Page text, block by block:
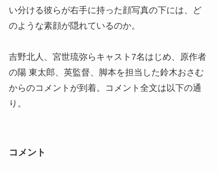
い分ける彼らが右手に持った顔写真の下には、ど
のような素顔が隠れているのか。
吉野北人、宮世琉弥らキャスト7名はじめ、原作者
の陽 東太郎、英監督、脚本を担当した鈴木おさむ
からのコメントが到着。コメント全文は以下の通
り。
コメント